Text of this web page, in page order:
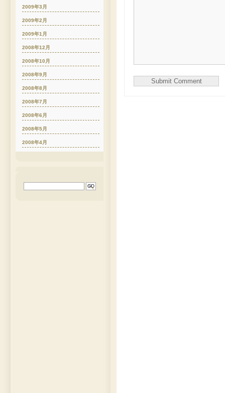
2009年3月
2009年2月
2009年1月
2008年12月
2008年10月
2008年9月
2008年8月
2008年7月
2008年6月
2008年5月
2008年4月